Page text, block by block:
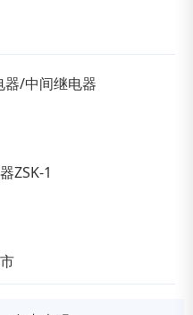
器/中间继电器
ZSK-1